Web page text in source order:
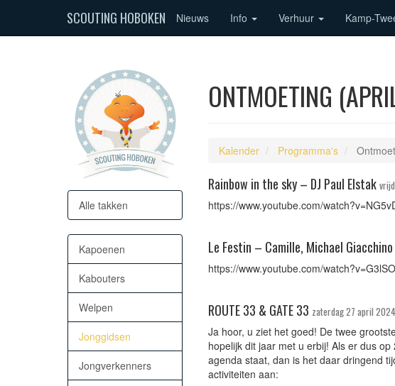
SCOUTING HOBOKEN Nieuws Info Verhuur Kamp-
Alle takken
Kapoenen
Kabouters
Welpen
Jonggidsen
Jongverkenners
ONTMOETING
Kalender Programma's
Rainbow in the sky – DJ Paul Elstak
https://www.youtube.com/
Le Festin – Camille, Michael Giacchino
https://www.youtube.com/
ROUTE 33 & GATE 33 zaterdag 27 april 2024
Ja hoor, u ziet het goed! De twee
hopelijk dit jaar met u erbij! Als er dus
agenda staat, dan is het daar dringend
activiteiten aan: